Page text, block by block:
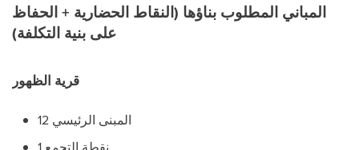
المباني المطلوب بناؤها (النقاط الحضارية + الحفاظ
على بنية التكلفة)
قرية الظهور
المبنى الرئيسي 12